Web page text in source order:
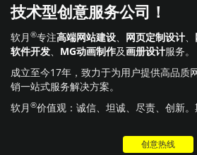
技术型创意服务公司！
软月 ®专注高端网站建设、 网页定制设计、
软件开发、 MG动画制作及画册设计服务。
成立至今17年，致力于为用户提供高品质
销一站式服务解决方案。
软月 ®价值观：诚信、坦诚、尽责、创新。
创意热线